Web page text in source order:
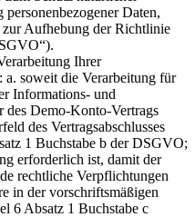
personenbezogener Daten,
Aufhebung der Richtlinie
Ihrer
a. soweit die Verarbeitung für
Informations- und
des Demo-Konto-Vertrags
des Vertragsabschlusses
1 Buchstabe b der DSGVO;
erforderlich ist, damit der
rechtliche Verpflichtungen
in der vorschriftsmäßigen
6 Absatz 1 Buchstabe c